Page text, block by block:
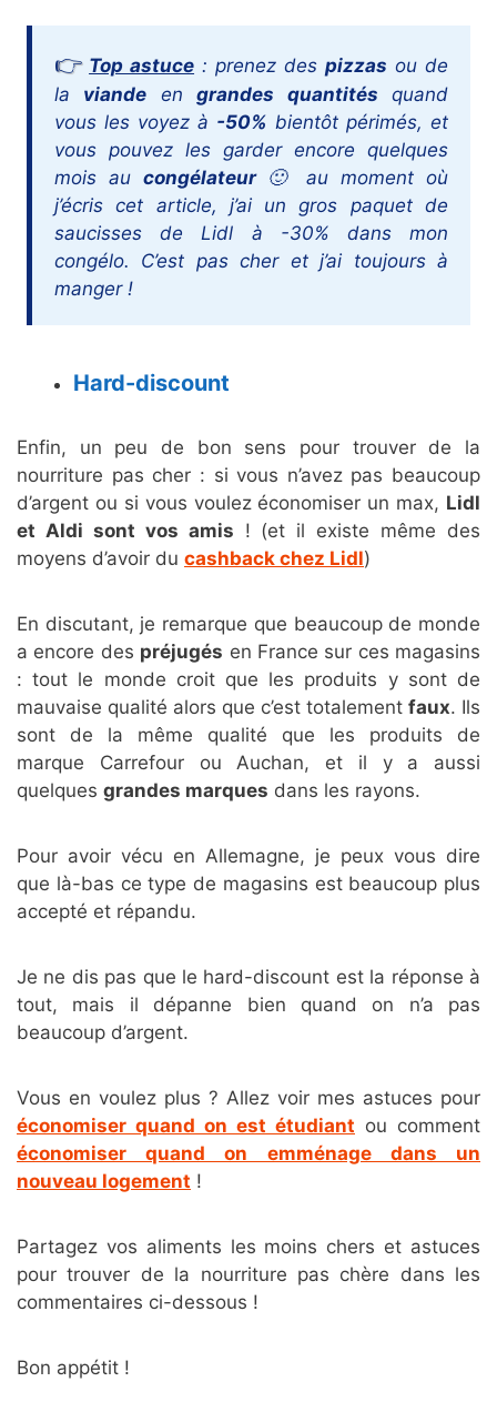
Top astuce : prenez despizzas ou de
la viande engrandes quantités quand
vous les voyez à -50% bientôt périmés, et
vous pouvez les garder encore quelques
mois aucongélateur 🙂 au moment où
j’écris cet article, j’ai un gros paquet de
saucisses de Lidl à -30% dans mon
congélo. C’est pas cher et j’ai toujours à
manger !
Hard-discount
Enfin, un peu de bon sens pour trouver de la
nourriture pas cher : si vous n’avez pas beaucoup
d’argent ou si vous voulez économiser un max, Lidl
et Aldi sont vos amis ! (et il existe même des
moyens d’avoir du cashback chez Lidl)
En discutant, je remarque que beaucoup de monde
a encore des préjugés en France sur ces magasins
: tout le monde croit que les produits y sont de
mauvaise qualité alors que c’est totalement faux. Ils
sont de la même qualité que les produits de
marque Carrefour ou Auchan, et il y a aussi
quelques grandes marques dans les rayons.
Pour avoir vécu en Allemagne, je peux vous dire
que là-bas ce type de magasins est beaucoup plus
accepté et répandu.
Je ne dis pas que le hard-discount est la réponse à
tout, mais il dépanne bien quand on n’a pas
beaucoup d’argent.
Vous en voulez plus ? Allez voir mes astuces pour
économiser quand on est étudiant ou comment
économiser quand on emménage dans un
nouveau logement !
Partagez vos aliments les moins chers et astuces
pour trouver de la nourriture pas chère dans les
commentaires ci-dessous !
Bon appétit !